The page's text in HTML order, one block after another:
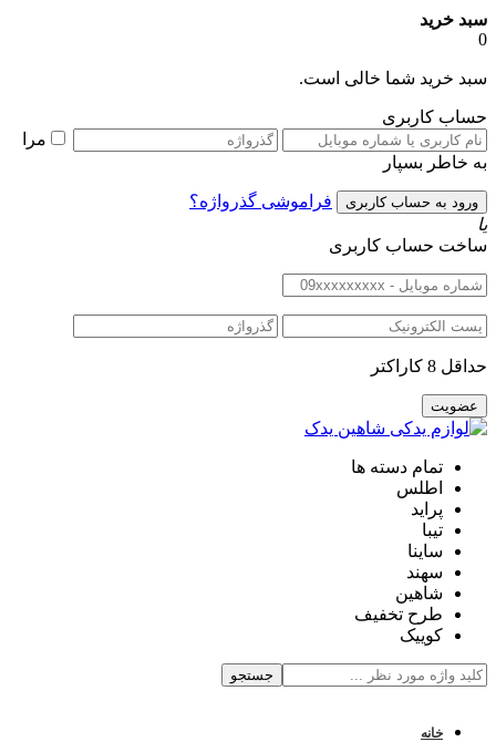
سبد خرید
0
سبد خرید شما خالی است.
حساب کاربری
مرا
به خاطر بسپار
فراموشی گذرواژه؟
یا
ساخت حساب کاربری
حداقل 8 کاراکتر
تمام دسته ها
اطلس
پراید
تیبا
ساینا
سهند
شاهین
طرح تخفیف
کوییک
جستجو
خانه